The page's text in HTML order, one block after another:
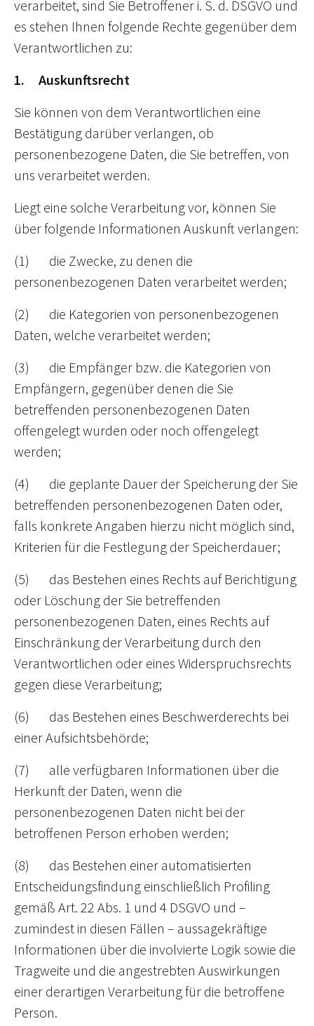
verarbeitet, sind Sie Betroffener i. S. d. DSGVO und
es stehen Ihnen folgende Rechte gegenüber dem
Verantwortlichen zu:
1. Auskunftsrecht
Sie können von dem Verantwortlichen eine
Bestätigung darüber verlangen, ob
personenbezogene Daten, die Sie betreffen, von
uns verarbeitet werden.
Liegt eine solche Verarbeitung vor, können Sie
über folgende Informationen Auskunft verlangen:
(1) die Zwecke, zu denen die
personenbezogenen Daten verarbeitet werden;
(2) die Kategorien von personenbezogenen
Daten, welche verarbeitet werden;
(3) die Empfänger bzw. die Kategorien von
Empfängern, gegenüber denen die Sie
betreffenden personenbezogenen Daten
offengelegt wurden oder noch offengelegt
werden;
(4) die geplante Dauer der Speicherung der Sie
betreffenden personenbezogenen Daten oder,
falls konkrete Angaben hierzu nicht möglich sind,
Kriterien für die Festlegung der Speicherdauer;
(5) das Bestehen eines Rechts auf Berichtigung
oder Löschung der Sie betreffenden
personenbezogenen Daten, eines Rechts auf
Einschränkung der Verarbeitung durch den
Verantwortlichen oder eines Widerspruchsrechts
gegen diese Verarbeitung;
(6) das Bestehen eines Beschwerderechts bei
einer Aufsichtsbehörde;
(7) alle verfügbaren Informationen über die
Herkunft der Daten, wenn die
personenbezogenen Daten nicht bei der
betroffenen Person erhoben werden;
(8) das Bestehen einer automatisierten
Entscheidungsfindung einschließlich Profiling
gemäß Art. 22 Abs. 1 und 4 DSGVO und –
zumindest in diesen Fällen – aussagekräftige
Informationen über die involvierte Logik sowie die
Tragweite und die angestrebten Auswirkungen
einer derartigen Verarbeitung für die betroffene
Person.